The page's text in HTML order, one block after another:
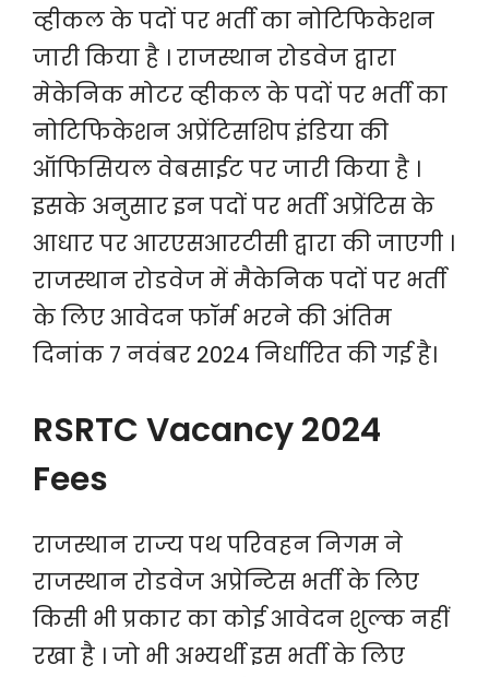
व्हीकल के पदों पर भर्ती का नोटिफिकेशन
जारी किया है । राजस्थान रोडवेज द्वारा
मेकेनिक मोटर व्हीकल के पदों पर भर्ती का
नोटिफिकेशन अप्रेंटिसशिप इंडिया की
ऑफिसियल वेबसाईट पर जारी किया है ।
इसके अनुसार इन पदों पर भर्ती अप्रेंटिस के
आधार पर आरएसआरटीसी द्वारा की जाएगी ।
राजस्थान रोडवेज में मैकेनिक पदों पर भर्ती
के लिए आवेदन फॉर्म भरने की अंतिम
दिनांक 7 नवंबर 2024 निर्धारित की गई है।
RSRTC Vacancy 2024
Fees
राजस्थान राज्य पथ परिवहन निगम ने
राजस्थान रोडवेज अप्रेन्टिस भर्ती के लिए
किसी भी प्रकार का कोई आवेदन शुल्क नहीं
रखा है । जो भी अभ्यर्थी इस भर्ती के लिए